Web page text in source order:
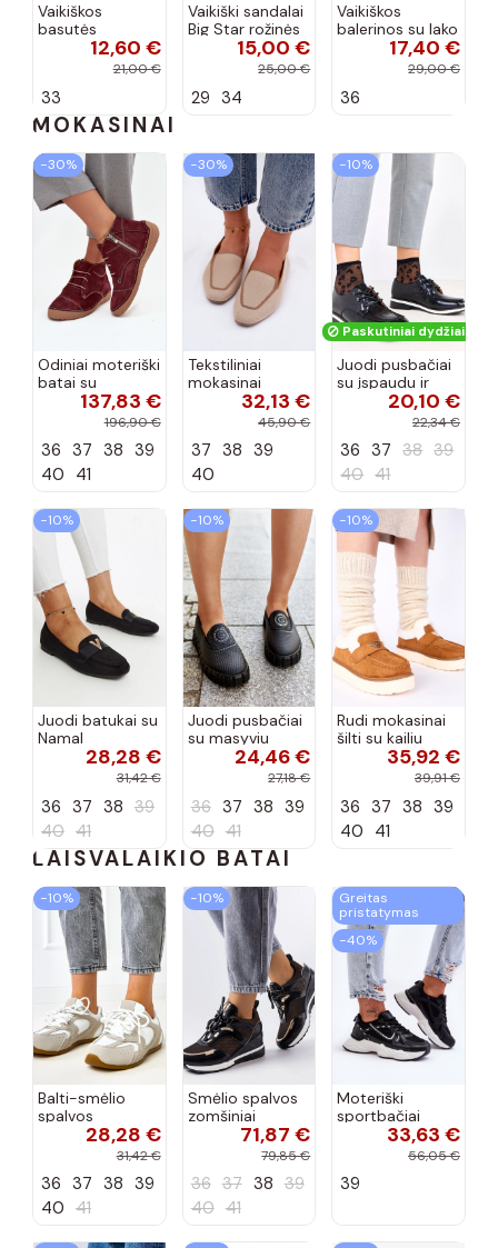
Vaikiškos
basutės
koralinės12,60 €
21,00 €
33
Vaikiški sandalai
Big Star rožinės
spalvos15,00 €
25,00 €
29 34
Vaikiškos
balerinos su lako
efektu ir
kaspinais baltos
17,40 €
29,00 €
36
MOKASINAI
−30%
Odiniai moteriški
batai su
siūlėmis, pilies
tipo, Artiker
spalvos
137,83 €
196,90 €
36 37 38 39
40 41
−30%
Tekstiliniai
mokasinai
smėlio spalvos
32,13 €
45,90 €
37 38 39
40
−10%
Paskutiniai dydžiai!
Juodi pusbačiai
su įspaudu ir
kvadratiniu
priekiu Kerawa
20,10 €
22,34 €
36 37 38 39
40 41
−10%
Juodi batukai su
Namal
dekoracija28,28 €
31,42 €
36 37 38 39
40 41
−10%
Juodi pusbačiai
su masyviu
padu Teska24,46 €
27,18 €
36 37 38 39
40 41
−10%
Rudi mokasinai
šilti su kailiu
35,92 €
39,91 €
36 37 38 39
40 41
LAISVALAIKIO BATAI
−10%
Balti-smėlio
spalvos
sportiniai
Casey
28,28 €
31,42 €
36 37 38 39
40 41
−10%
Smėlio spalvos
zomšiniai
sportiniai
bateliai, „Karino"
71,87 €
79,85 €
36 37 38 39
40 41
Greitas
pristatymas
−40%
Moteriški
sportbačiai
juodos spalvos
33,63 €
56,05 €
39